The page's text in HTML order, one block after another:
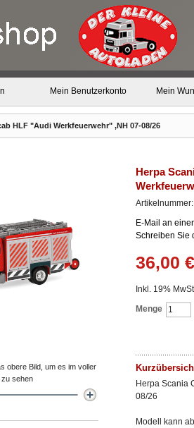
Mein Benutzerkonto Mein
HLF "Audi Werkfeuerwehr" ,NH 07-08/26
Herpa
E-Mail an
Schreiben Sie
36,00 €
Inkl. 19%
Menge
Herpa Scania
08/26
Modell kann
obere Bild, um es im voller
sehen